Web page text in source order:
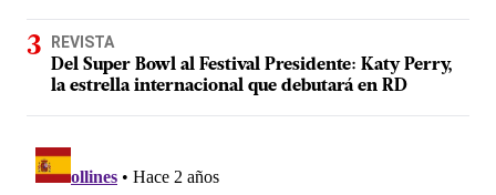
REVISTA
Del Super Bowl al Festival Presidente: Katy Perry,
la estrella internacional que debutará en RD